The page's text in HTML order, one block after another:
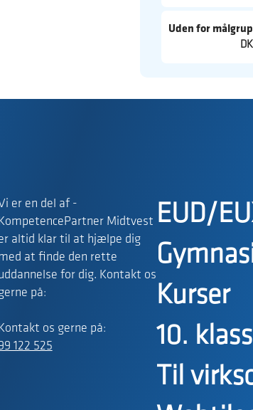
Uden for
er en del af -
Midtvest
altid klar til at hjælpe dig
at finde den rette
for dig. Kontakt os
på:
os gerne på:
122 525
EUD/
Kurser
10.
Til